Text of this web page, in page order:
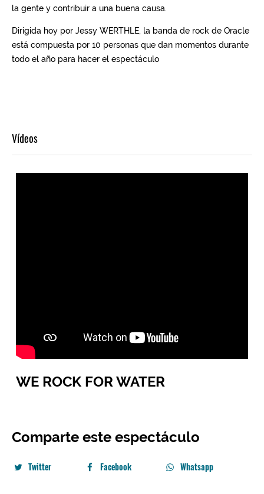
Vídeos
WE ROCK FOR WATER
Comparte este espectáculo
Twitter Facebook Whatsapp